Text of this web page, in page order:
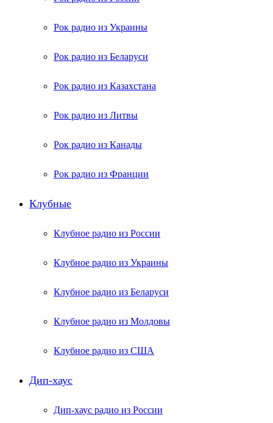
Рок радио из Украины
Рок радио из Беларуси
Рок радио из Казахстана
Рок радио из Литвы
Рок радио из Канады
Рок радио из Франции
Клубные
Клубное радио из России
Клубное радио из Украины
Клубное радио из Беларуси
Клубное радио из Молдовы
Клубное радио из США
Дип-хаус
Дип-хаус радио из России